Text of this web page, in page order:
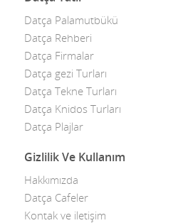
Datça Palamutbükü
Datça Rehberi
Datça Firmalar
Datça gezi Turları
Datça Tekne Turları
Datça Knidos Turları
Datça Plajlar
Gizlilik Ve Kullanım
Hakkımızda
Datça Cafeler
Kontak ve iletişim